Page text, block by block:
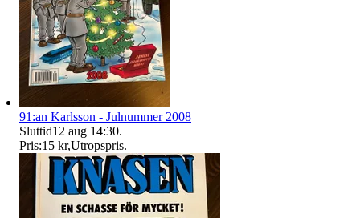
91:an Karlsson - Julnummer 2008
Sluttid12 aug 14:30.
Pris:15 kr,Utropspris.